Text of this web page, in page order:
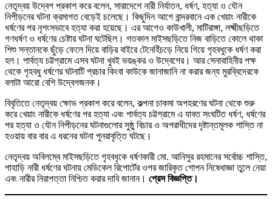
নেতৃদ্বয় উদ্বেগ প্রকাশ করে বলেন, সারাদেশে নারী নির্যাতন, ধর্ষণ, হত্যা ও যৌন
নিপীড়নের ঘটনা ক্রমাগত বেড়েই চলেছে। কিছুদিন আগে বান্দরবানে এক খেয়াং নারীকে
ধর্ষণের পর নৃশংসভাবে হত্যা করা হয়েছে। এর আগেও কাউখালী, মাটিরাঙ্গা, লক্ষ্মীছড়িতে
গণধর্ষণ ও ধর্ষণের চেষ্টার ঘটনা ঘটেছিল। গতকাল মাইসছড়িতে নিজ বাড়িতে কোলে থাকা
শিশু সন্তানকে ছুঁড়ে ফেলে দিয়ে বাড়ির বাইরে টেনেহিঁচড়ে নিয়ে গিয়ে গৃহবধুকে ধর্ষণ করা
হল। পার্বত্য চট্টগ্রামে এসব ঘটনা খুবই ভয়ঙ্কর ও উদ্বেগের। আর সেনাবাহিনীর পক্ষ
থেকে গৃহবধু ধর্ষণের ঘটনাটি প্রচার কিংবা কাউকে জানাজানি না করার জন্য মুরব্বিদেরকে
বলাটা আরো বেশি উদ্বেগজনক।
বিবৃতিতে নেতৃদ্বয় ক্ষোভ প্রকাশ করে বলেন, কল্পনা চাকমা অপহরণের ঘটনা থেকে শুরু
করে খেয়াং নারীকে ধর্ষণের পর হত্যা এবং পার্বত্য চট্টগ্রামে এ যাবত সংঘটিত ধর্ষণ, ধর্ষণের
পর হত্যা ও যৌন নিপীড়নের ঘটনাগুলোর সুষ্ঠু বিচার ও অপরাধীদের দৃষ্টান্তমূলক শাস্তি না
হওয়ায় বার বার এ ধরনের ঘটনা পুনরাবৃত্তি ঘটছে।
নেতৃদ্বয় অবিলম্বে মাইসছড়িতে গৃহবধৃকে ধর্ষণকারী মো. আনিসুর রহমানের সর্বোচ্চ শাস্তি,
পাহাড়ি নারী ধর্ষণের ঘটনায় মেডিকেল রিপোর্টের ওপর জারিকৃত গোপন নিষেধাজ্ঞা তুলে নেয়া
এবং নারীর নিরাপত্তা নিশ্চিত করার দাবি জানান। প্রেস বিজ্ঞপ্তি।